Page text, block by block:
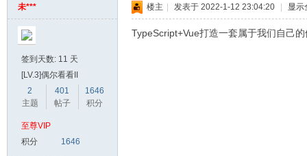
未***
签到天数: 11 天
[LV.3]偶尔看看II
2
主题
401
帖子
1646
积分
至尊VIP
积分
1646
楼主 发表于 2022-1-12 23:04:20 显示
TypeScript+Vue打造一套属于我们自己